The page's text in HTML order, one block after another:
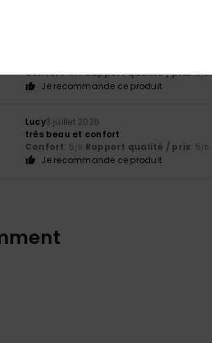
Confort: 5/5 Rapport qualité / prix: 5/5
Je recommande ce produit
Lucy3 juillet 2026
très beau et confort
Confort: 5/5 Rapport qualité / prix: 5/5
Je recommande ce produit